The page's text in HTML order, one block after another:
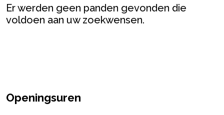
Er werden geen panden gevonden die
voldoen aan uw zoekwensen.
Openingsuren